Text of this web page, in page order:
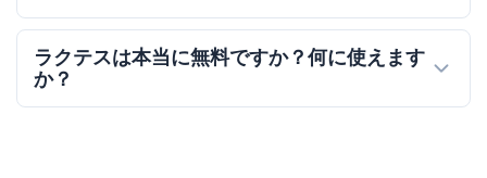
ラクテスは本当に無料ですか？何に使えます
か？